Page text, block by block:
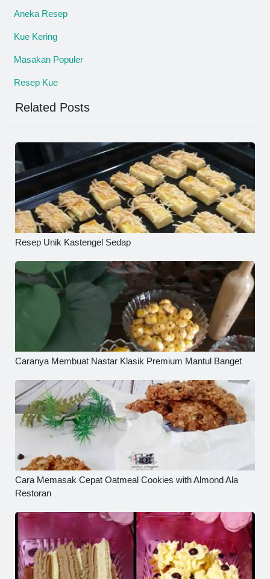
Aneka Resep
Kue Kering
Masakan Populer
Resep Kue
Related Posts
Resep Unik Kastengel Sedap
Caranya Membuat Nastar Klasik Premium Mantul Banget
Cara Memasak Cepat Oatmeal Cookies with Almond Ala
Restoran